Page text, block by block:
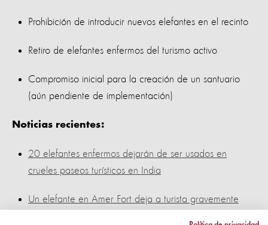
Prohibición de introducir nuevos elefantes en el recinto
Retiro de elefantes enfermos del turismo activo
Compromiso inicial para la creación de un santuario
(aún pendiente de implementación)
Noticias recientes:
20 elefantes enfermos dejarán de ser usados en
crueles paseos turísticos en India
Un elefante en Amer Fort deja a turista gravemente